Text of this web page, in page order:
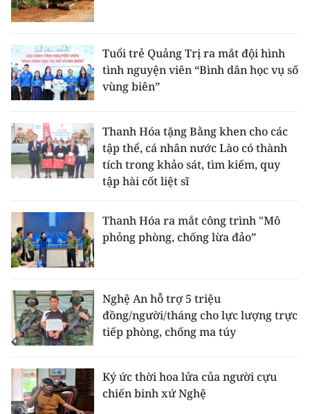
Tuổi trẻ Quảng Trị ra mắt đội hình
tình nguyện viên “Bình dân học vụ số
vùng biên”
Thanh Hóa tặng Bằng khen cho các
tập thể, cá nhân nước Lào có thành
tích trong khảo sát, tìm kiếm, quy
tập hài cốt liệt sĩ
Thanh Hóa ra mắt công trình "Mô
phỏng phòng, chống lừa đảo”
Nghệ An hỗ trợ 5 triệu
đồng/người/tháng cho lực lượng trực
tiếp phòng, chống ma túy
Ký ức thời hoa lửa của người cựu
chiến binh xứ Nghệ